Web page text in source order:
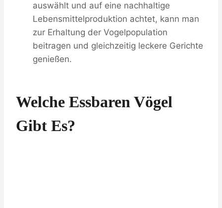
auswählt und auf eine nachhaltige
Lebensmittelproduktion achtet, kann man
zur Erhaltung der Vogelpopulation
beitragen und gleichzeitig leckere Gerichte
genießen.
Welche Essbaren Vögel
Gibt Es?